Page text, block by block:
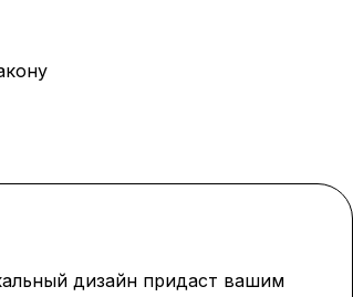
дизайн придаст вашим